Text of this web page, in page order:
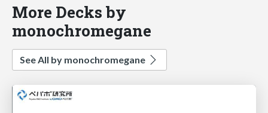
More Decks by
monochromegane
See All by monochromegane